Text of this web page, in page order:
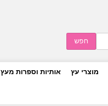
מוצרי עץ אותיות וספרות מעץ